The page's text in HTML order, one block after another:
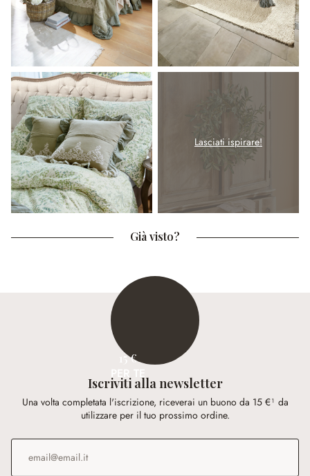
Lasciati ispirare!
Già visto?
15 €
PER TE
Iscriviti alla newsletter
Una volta completata l'iscrizione, riceverai un buono da 15 €¹ da
utilizzare per il tuo prossimo ordine.
Indirizzo e-mail*